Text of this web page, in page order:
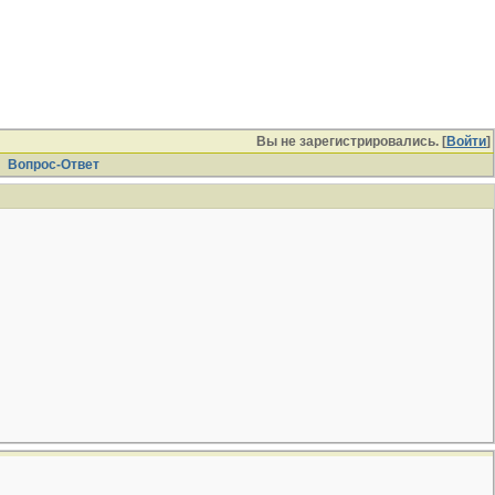
Вы не зарегистрировались. [Войти]
Вопрос-Ответ